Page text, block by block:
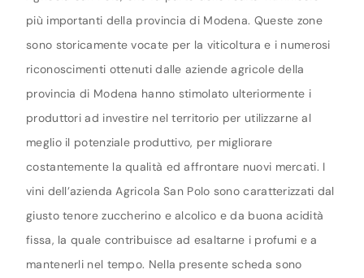
più importanti della provincia di Modena. Queste zone
sono storicamente vocate per la viticoltura e i numerosi
riconoscimenti ottenuti dalle aziende agricole della
provincia di Modena hanno stimolato ulteriormente i
produttori ad investire nel territorio per utilizzarne al
meglio il potenziale produttivo, per migliorare
costantemente la qualità ed affrontare nuovi mercati. I
vini dell’azienda Agricola San Polo sono caratterizzati dal
giusto tenore zuccherino e alcolico e da buona acidità
fissa, la quale contribuisce ad esaltarne i profumi e a
mantenerli nel tempo. Nella presente scheda sono